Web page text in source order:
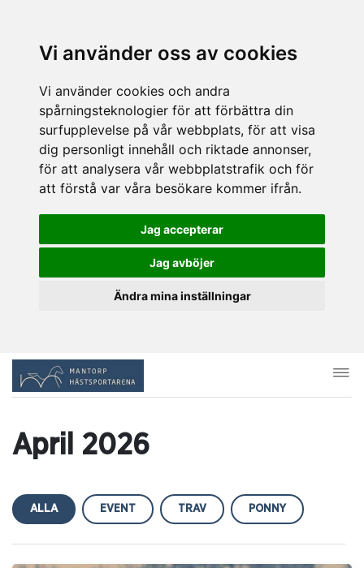
Vi använder oss av cookies
Vi använder cookies och andra
spårningsteknologier för att förbättra din
surfupplevelse på vår webbplats, för att visa
dig personligt innehåll och riktade annonser,
för att analysera vår webbplatstrafik och för
att förstå var våra besökare kommer ifrån.
Jag accepterar
Jag avböjer
Ändra mina inställningar
April 2026
ALLA EVENT TRAV PONNY